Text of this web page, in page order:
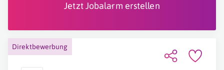
Jetzt Jobalarm erstellen
Direktbewerbung